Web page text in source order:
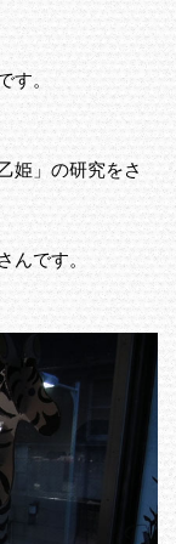
す。
姫」の研究をさ
んです。